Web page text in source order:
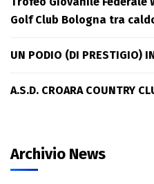
Golf Club Bologna tra
UN PODIO (DI PRESTIGIO)
A.S.D. CROARA COUNTRY
Archivio News